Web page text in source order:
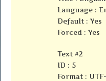
Language :
Default : Yes
Forced : Yes
Text #2
ID : 5
Format :